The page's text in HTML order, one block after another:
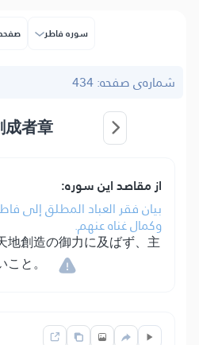
سوره فاطر
شماره‌ى صفحه: 434
者章
از مقاصد این سوره:
بيان فقر العباد المطلق إلى
وكمال غناه عنهم.
地創造の御力に及ばず、主
と。